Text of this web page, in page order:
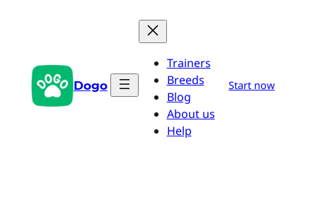
conteúdo Dogo
Trainers
Breeds
Blog
About us
Help
Start now